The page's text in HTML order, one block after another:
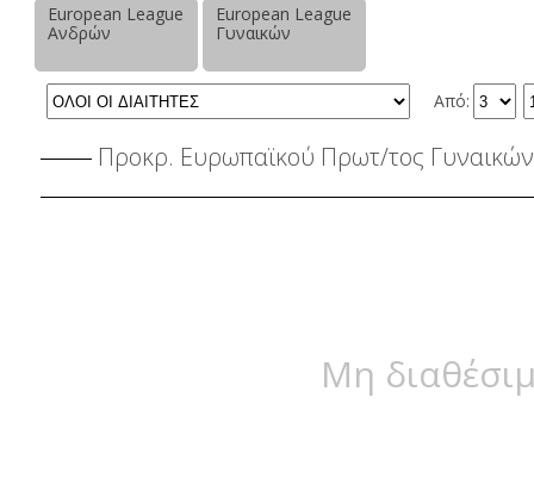
European League
Ανδρών
European League
Γυναικών
Από:
Προκρ. Ευρωπαϊκού Πρωτ/τος Γυναικών
Μη